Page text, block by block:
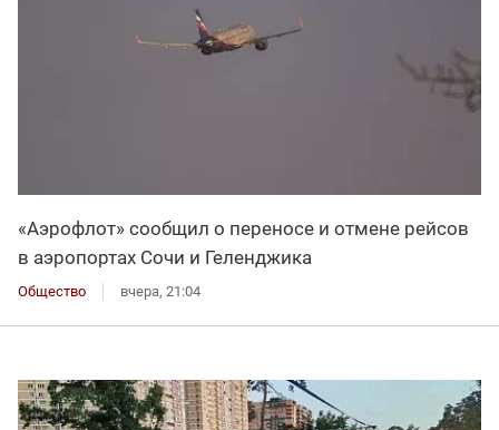
«Аэрофлот» сообщил о переносе и отмене рейсов
в аэропортах Сочи и Геленджика
Общество вчера, 21:04